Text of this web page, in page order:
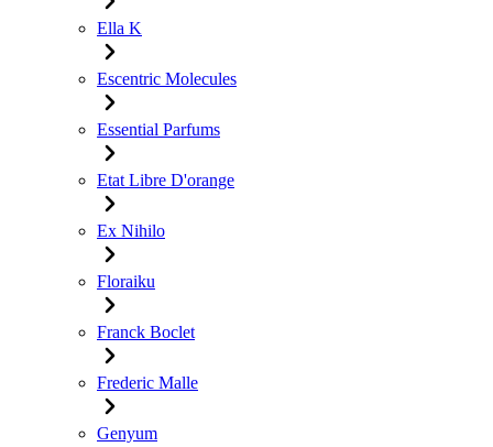
Ella K
Escentric Molecules
Essential Parfums
Etat Libre D'orange
Ex Nihilo
Floraiku
Franck Boclet
Frederic Malle
Genyum